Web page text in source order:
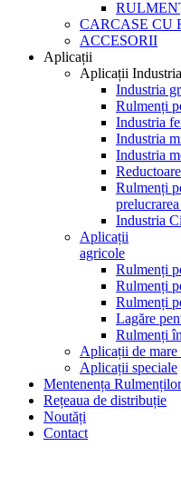
CARCASE CU
ACCESORII
Aplicații
Aplicații
Industria
Rulmenți
Industria
Industria
Industria
Reductoare
Rulmenți
Industria
Aplicații
agricole
Rulmenți
Rulmenți
Rulmenți
Lagăre
Rulmenți
Aplicații de mare
Aplicații speciale
Mentenența Rulmenților
Rețeaua de distribuție
Noutăți
Contact